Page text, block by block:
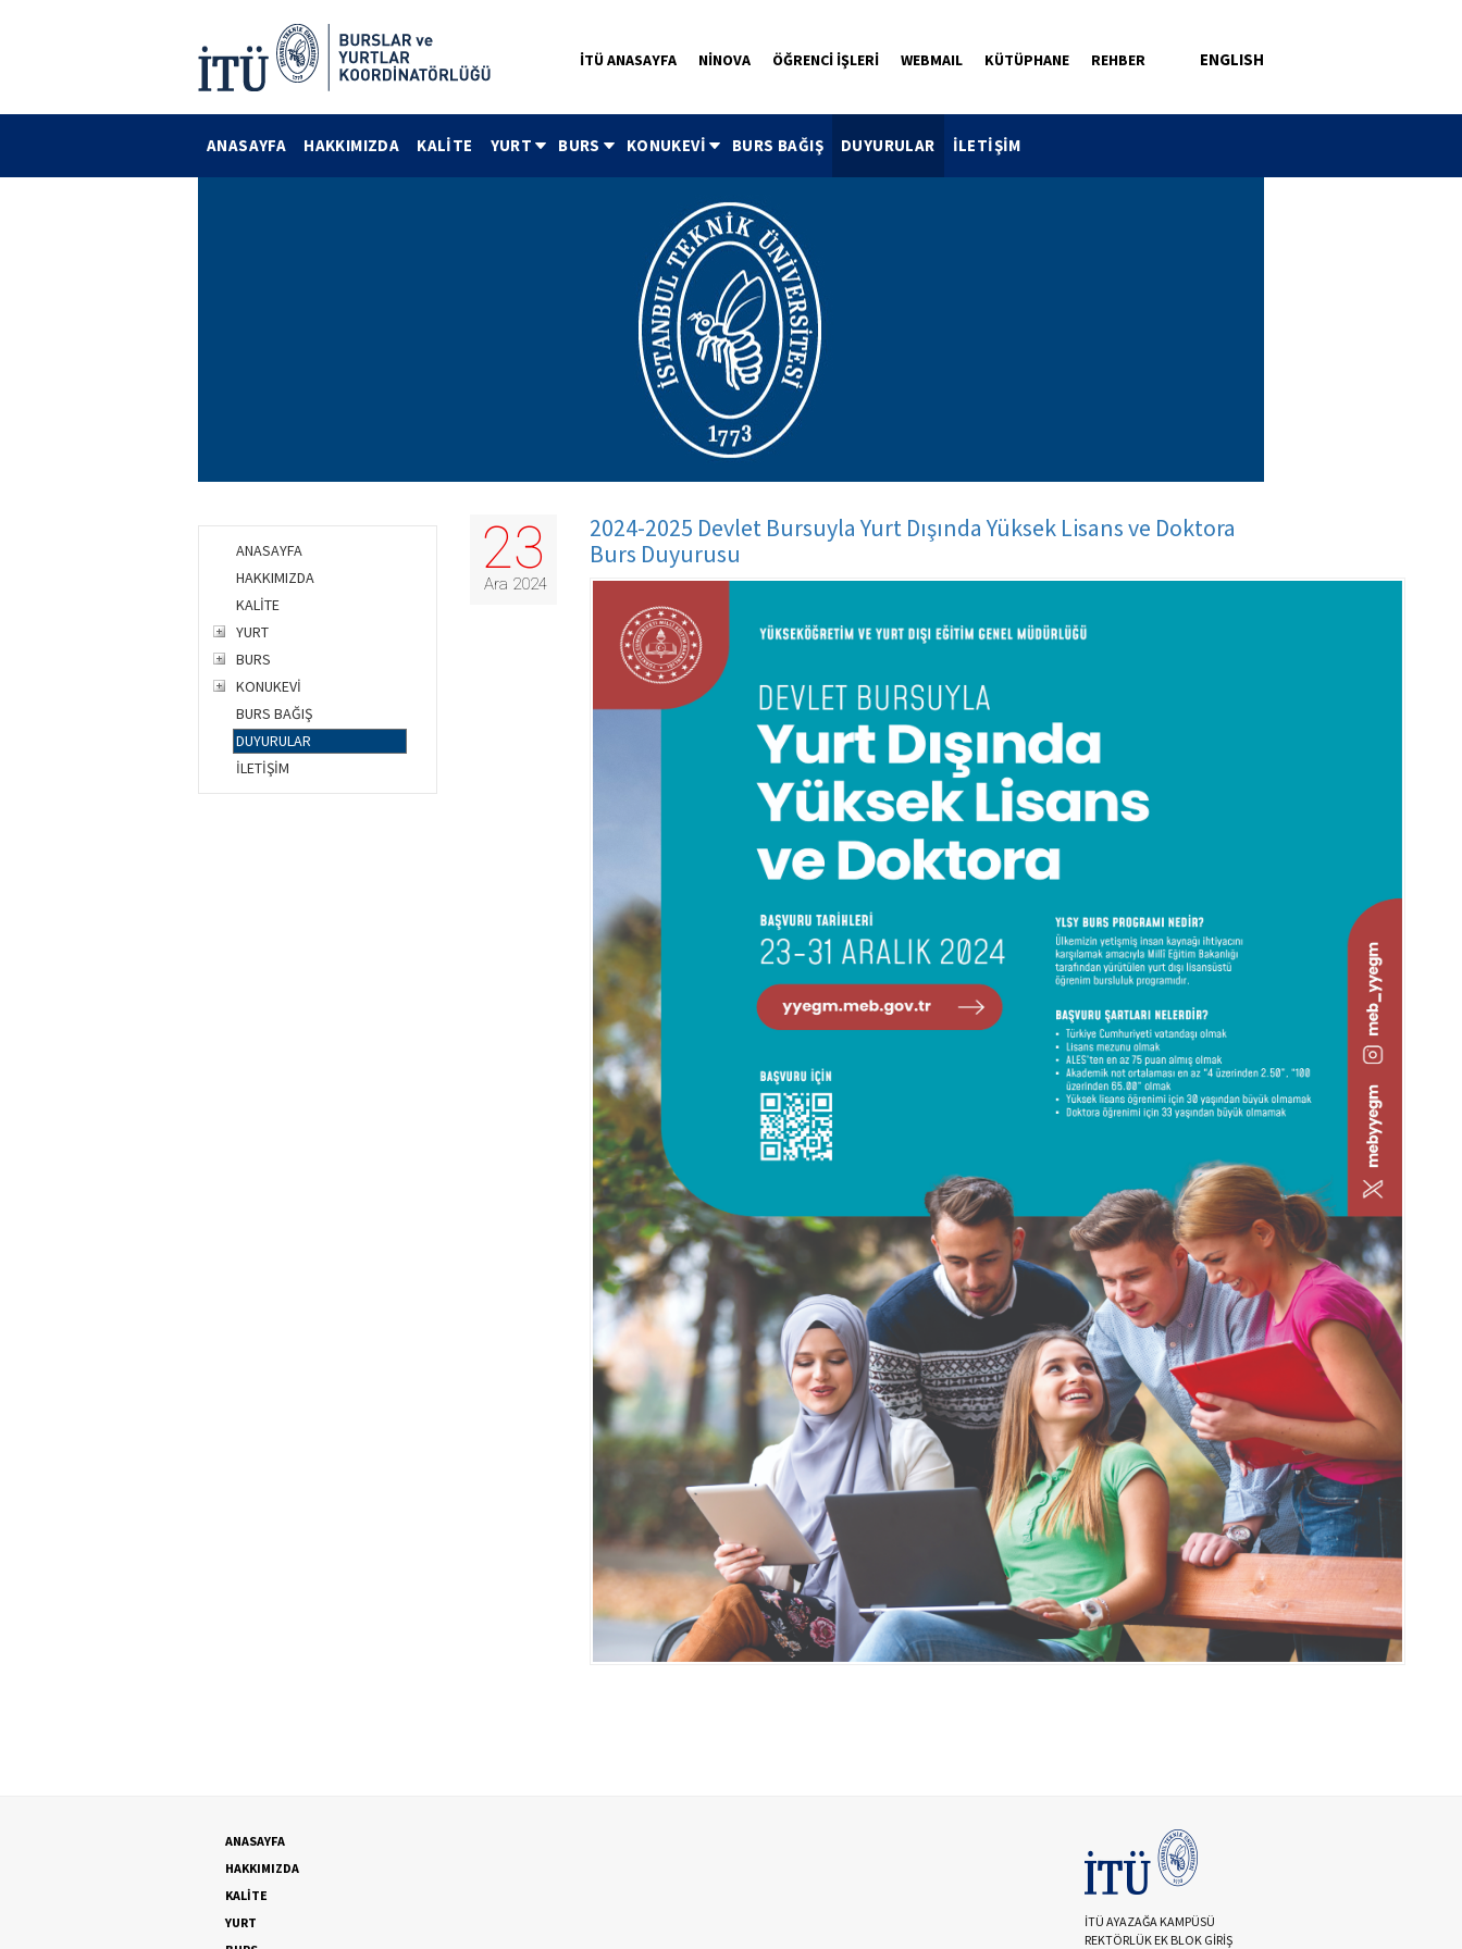
ENGLISH
İTÜ ANASAYFA NİNOVA ÖĞRENCİ İŞLERİ WEBMAIL KÜTÜPHANE REHBER
ANASAYFA HAKKIMIZDA KALİTE YURT BURS KONUKEVİ BURS BAĞIŞ DUYURULAR İLETİŞİM
ANASAYFA
HAKKIMIZDA
KALİTE
YURT
BURS
KONUKEVİ
BURS BAĞIŞ
DUYURULAR
İLETİŞİM
23
Ara 2024
2024-2025 Devlet Bursuyla Yurt Dışında Yüksek Lisans ve Doktora
Burs Duyurusu
ANASAYFA
HAKKIMIZDA
KALİTE
YURT
İTÜ AYAZAĞA KAMPÜSÜ
REKTÖRLÜK EK BLOK GİRİŞ